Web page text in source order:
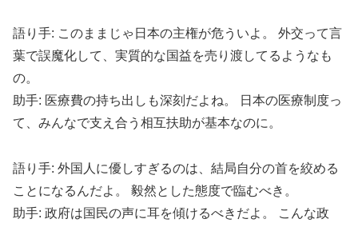
語り手: このままじゃ日本の主権が危ういよ。 外交って言
葉で誤魔化して、実質的な国益を売り渡してるようなも
の。
助手: 医療費の持ち出しも深刻だよね。 日本の医療制度っ
て、みんなで支え合う相互扶助が基本なのに。
語り手: 外国人に優しすぎるのは、結局自分の首を絞める
ことになるんだよ。 毅然とした態度で臨むべき。
助手: 政府は国民の声に耳を傾けるべきだよ。 こんな政